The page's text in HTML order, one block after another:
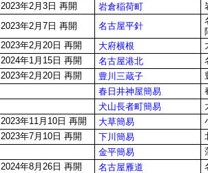
2023年2月3日 再開 岩倉稲荷町
2023年2月7日 再開 名古屋平針
2023年2月20日 再開 大府横根
2024年1月15日 再開 名古屋港北
2023年2月20日 再開 豊川三蔵子
春日井神屋簡易
犬山長者町簡易
2023年11月10日 再開 大草簡易
2023年7月10日 再開 下川簡易
金平簡易
2024年8月26日 再開 名古屋雁道